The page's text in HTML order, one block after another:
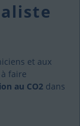
et aux
faire
au CO2 dans